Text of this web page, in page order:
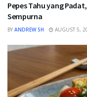
Pepes Tahu yang
Sempurna
BY ANDREW SH AUGUST 5,